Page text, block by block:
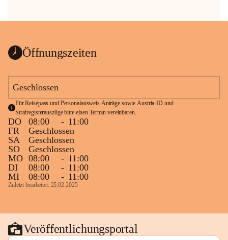
Öffnungszeiten
Geschlossen
Für Reisepass und Personalausweis Anträge sowie Austria-ID und
Strafregisterauszüge bitte einen Termin vereinbaren.
DO 08:00 - 11:00
FR
Geschlossen
SA
Geschlossen
SO
Geschlossen
MO 08:00 - 11:00
DI
08:00 - 11:00
MI
08:00 - 11:00
Zuletzt bearbeitet: 25.02.2025
Veröffentlichungsportal